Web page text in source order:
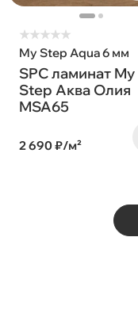
★★★★★
My Step Aqua 6 мм
SPC ламинат My
Step Аква Олия
MSA65
2 690 ₽/м²